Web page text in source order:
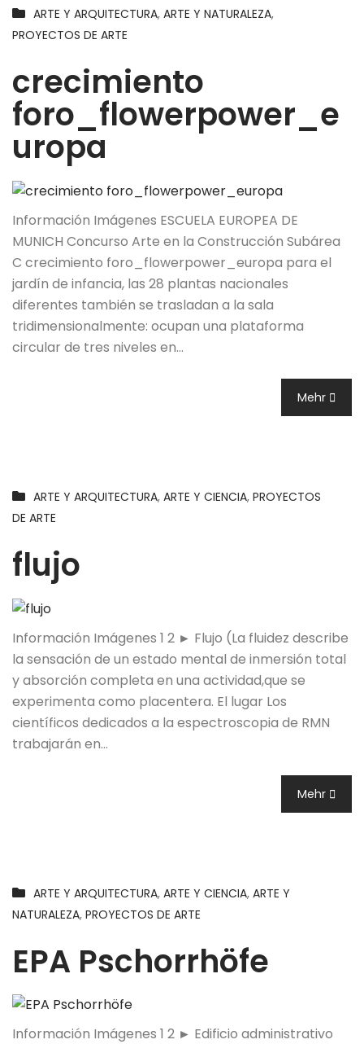
ARTE Y ARQUITECTURA, ARTE Y NATURALEZA,
PROYECTOS DE ARTE
crecimiento
foro_flowerpower_e
uropa
Información Imágenes ESCUELA EUROPEA DE
MUNICH Concurso Arte en la Construcción Subárea
C crecimiento foro_flowerpower_europa para el
jardín de infancia, las 28 plantas nacionales
diferentes también se trasladan a la sala
tridimensionalmente: ocupan una plataforma
circular de tres niveles en…
Mehr
ARTE Y ARQUITECTURA, ARTE Y CIENCIA, PROYECTOS
DE ARTE
flujo
Información Imágenes 1 2 ► Flujo (La fluidez describe
la sensación de un estado mental de inmersión total
y absorción completa en una actividad,que se
experimenta como placentera. El lugar Los
científicos dedicados a la espectroscopia de RMN
trabajarán en…
Mehr
ARTE Y ARQUITECTURA, ARTE Y CIENCIA, ARTE Y
NATURALEZA, PROYECTOS DE ARTE
EPA Pschorrhöfe
Información Imágenes 1 2 ► Edificio administrativo